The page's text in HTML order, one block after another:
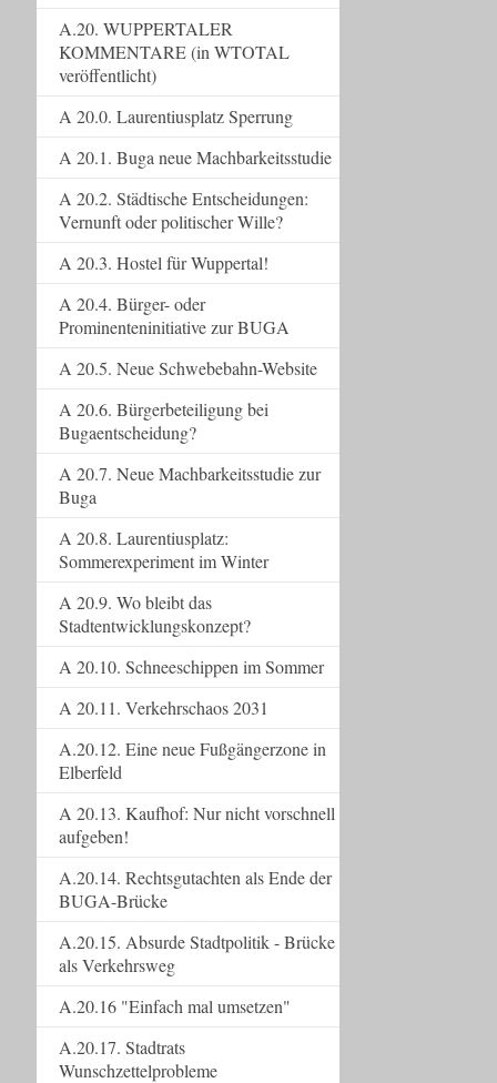
A.20. WUPPERTALER
KOMMENTARE (in WTOTAL
veröffentlicht)
A 20.0. Laurentiusplatz Sperrung
A 20.1. Buga neue Machbarkeitsstudie
A 20.2. Städtische Entscheidungen:
Vernunft oder politischer Wille?
A 20.3. Hostel für Wuppertal!
A 20.4. Bürger- oder
Prominenteninitiative zur BUGA
A 20.5. Neue Schwebebahn-Website
A 20.6. Bürgerbeteiligung bei
Bugaentscheidung?
A 20.7. Neue Machbarkeitsstudie zur
Buga
A 20.8. Laurentiusplatz:
Sommerexperiment im Winter
A 20.9. Wo bleibt das
Stadtentwicklungskonzept?
A 20.10. Schneeschippen im Sommer
A 20.11. Verkehrschaos 2031
A.20.12. Eine neue Fußgängerzone in
Elberfeld
A 20.13. Kaufhof: Nur nicht vorschnell
aufgeben!
A.20.14. Rechtsgutachten als Ende der
BUGA-Brücke
A.20.15. Absurde Stadtpolitik - Brücke
als Verkehrsweg
A.20.16 "Einfach mal umsetzen"
A.20.17. Stadtrats
Wunschzettelprobleme